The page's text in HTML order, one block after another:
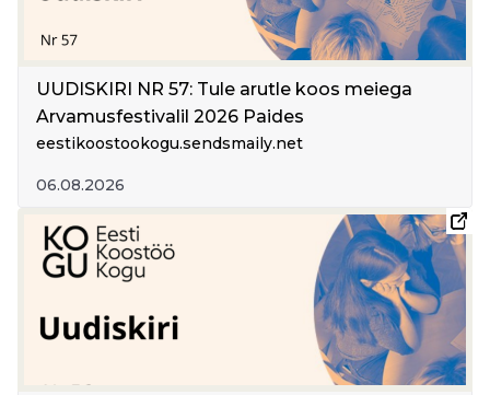
UUDISKIRI NR 57: Tule arutle koos meiega
Arvamusfestivalil 2026 Paides
eestikoostookogu.sendsmaily.net
06.08.2026